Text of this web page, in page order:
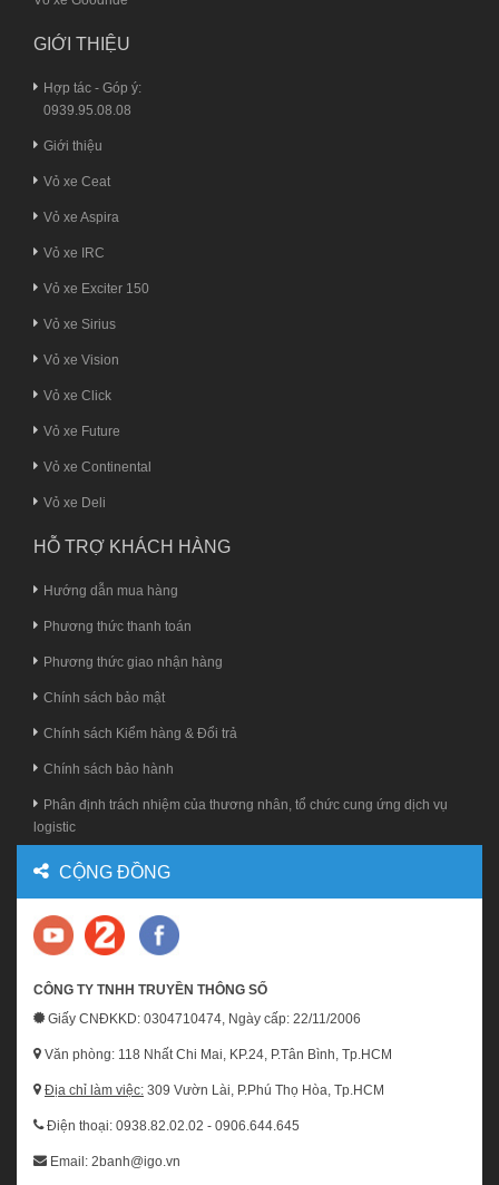
GIỚI THIỆU
Hợp tác - Góp ý:
0939.95.08.08
Giới thiệu
Vỏ xe Ceat
Vỏ xe Aspira
Vỏ xe IRC
Vỏ xe Exciter 150
Vỏ xe Sirius
Vỏ xe Vision
Vỏ xe Click
Vỏ xe Future
Vỏ xe Continental
Vỏ xe Deli
HỖ TRỢ KHÁCH HÀNG
Hướng dẫn mua hàng
Phương thức thanh toán
Phương thức giao nhận hàng
Chính sách bảo mật
Chính sách Kiểm hàng & Đổi trả
Chính sách bảo hành
Phân định trách nhiệm của thương nhân, tổ chức cung ứng dịch vụ
logistic
CỘNG ĐỒNG
CÔNG TY TNHH TRUYỀN THÔNG SỐ
Giấy CNĐKKD: 0304710474, Ngày cấp: 22/11/2006
Văn phòng: 118 Nhất Chi Mai, KP.24, P.Tân Bình, Tp.HCM
Địa chỉ làm việc: 309 Vườn Lài, P.Phú Thọ Hòa, Tp.HCM
Điện thoại: 0938.82.02.02 - 0906.644.645
Email: 2banh@igo.vn